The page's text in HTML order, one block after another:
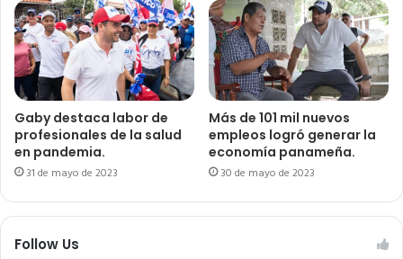
Gaby destaca labor de
profesionales de la salud
en pandemia.
31 de mayo de 2023
Más de 101 mil nuevos
empleos logró generar la
economía panameña.
30 de mayo de 2023
Follow Us